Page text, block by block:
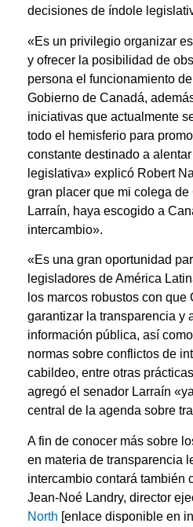
decisiones de índole
«Es un privilegio organizar
y ofrecer la posibilidad de
persona el funcionamiento
Gobierno de Canadá,
iniciativas que actualmente
todo el hemisferio para
constante destinado a
legislativa» explicó Robert
gran placer que mi colega
Larraín, haya escogido a
intercambio».
«Es una gran oportunidad
legisladores de América
los marcos robustos con que
garantizar la transparencia y
información pública, así
normas sobre conflictos de
cabildeo, entre otras
agregó el senador Larraín
central de la agenda sobre
A fin de conocer más sobre
en materia de transparencia
intercambio contará también
Jean-Noé Landry, director
North [enlace disponible en